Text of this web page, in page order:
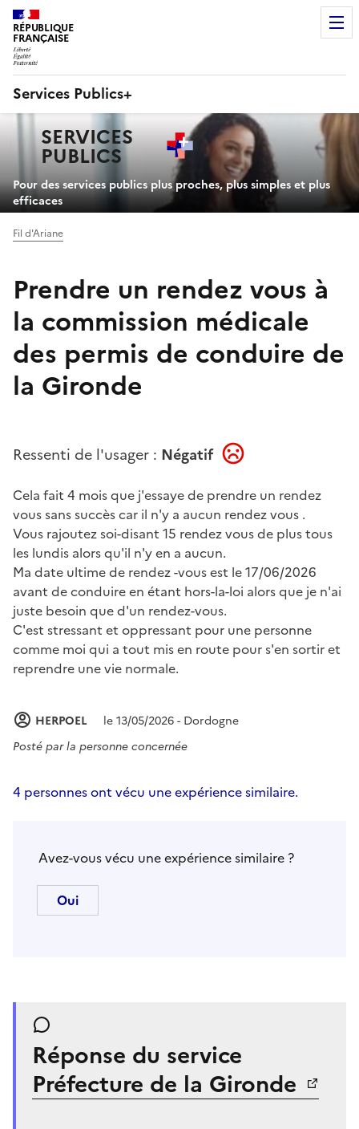
RÉPUBLIQUE
FRANÇAISE
Services Publics+
principaleSERVICES
PUBLICS+
Pour des services publics plus proches, plus simples et plus
efficaces
Fil d'Ariane
Prendre un rendez vous à
la commission médicale
des permis de conduire de
la Gironde
Ressenti de l'usager : Négatif
Cela fait 4 mois que j'essaye de prendre un rendez
vous sans succès car il n'y a aucun rendez vous .
Vous rajoutez soi-disant 15 rendez vous de plus tous
les lundis alors qu'il n'y en a aucun.
Ma date ultime de rendez -vous est le 17/06/2026
avant de conduire en étant hors-la-loi alors que je n'ai
juste besoin que d'un rendez-vous.
C'est stressant et oppressant pour une personne
comme moi qui a tout mis en route pour s'en sortir et
reprendre une vie normale.
HERPOEL
le 13/05/2026 - Dordogne
Posté parla personne concernée
4 personnes ont vécu une expérience similaire.
Avez-vous vécu une expérience similaire ?
Réponse du service
Préfecture de la Gironde